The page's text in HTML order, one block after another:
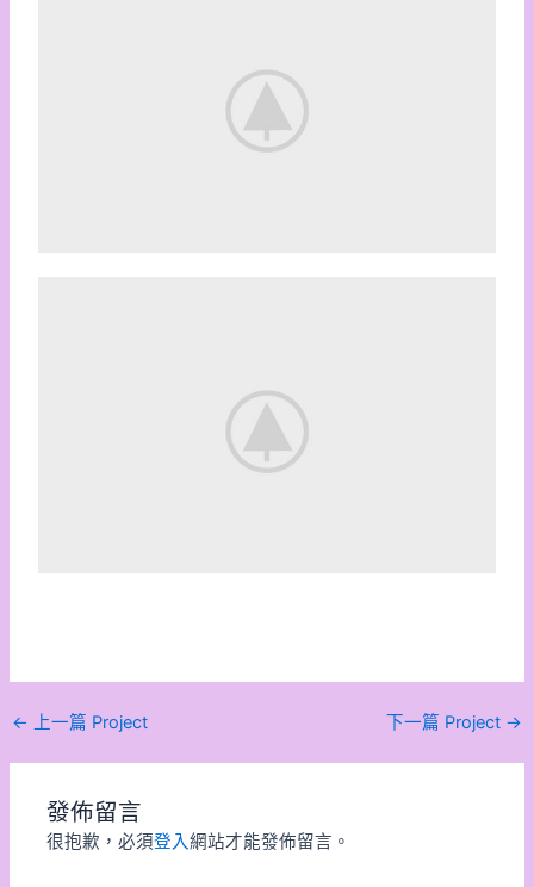
← 上一篇 Project 下一篇 Project →
發佈留言
很抱歉，必須登入網站才能發佈留言。